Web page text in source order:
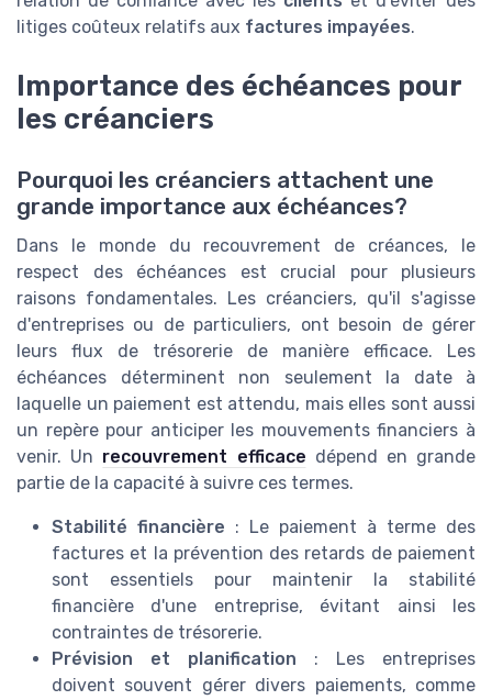
litiges coûteux relatifs aux factures impayées.
Importance des échéances pour
les créanciers
Pourquoi les créanciers attachent une
grande importance aux échéances?
Dans le monde du recouvrement de créances, le
respect des échéances est crucial pour plusieurs
raisons fondamentales. Les créanciers, qu'il s'agisse
d'entreprises ou de particuliers, ont besoin de gérer
leurs flux de trésorerie de manière efficace. Les
échéances déterminent non seulement la date à
laquelle un paiement est attendu, mais elles sont aussi
un repère pour anticiper les mouvements financiers à
venir. Un recouvrement efficace dépend en grande
partie de la capacité à suivre ces termes.
Stabilité financière : Le paiement à terme des
factures et la prévention des retards de paiement
sont essentiels pour maintenir la stabilité
financière d'une entreprise, évitant ainsi les
contraintes de trésorerie.
Prévision et planification : Les entreprises
doivent souvent gérer divers paiements, comme